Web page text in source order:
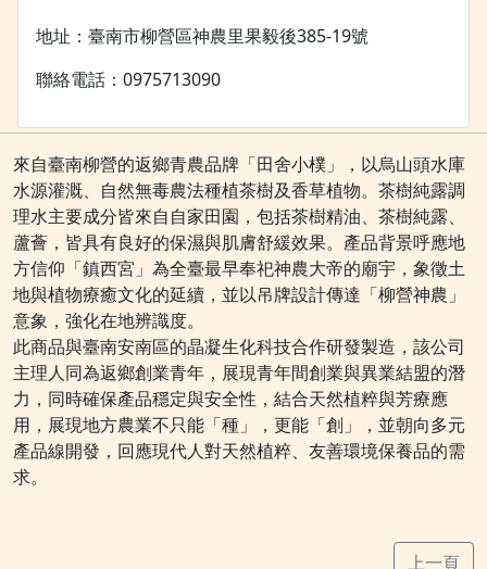
地址：臺南市柳營區神農里果毅後385-19號
聯絡電話：0975713090
來自臺南柳營的返鄉青農品牌「田舍小樸」，以烏山頭水庫
水源灌溉、自然無毒農法種植茶樹及香草植物。茶樹純露調
理水主要成分皆來自自家田園，包括茶樹精油、茶樹純露、
蘆薈，皆具有良好的保濕與肌膚舒緩效果。產品背景呼應地
方信仰「鎮西宮」為全臺最早奉祀神農大帝的廟宇，象徵土
地與植物療癒文化的延續，並以吊牌設計傳達「柳營神農」
意象，強化在地辨識度。
此商品與臺南安南區的晶凝生化科技合作研發製造，該公司
主理人同為返鄉創業青年，展現青年間創業與異業結盟的潛
力，同時確保產品穩定與安全性，結合天然植粹與芳療應
用，展現地方農業不只能「種」，更能「創」，並朝向多元
產品線開發，回應現代人對天然植粹、友善環境保養品的需
求。
上一頁